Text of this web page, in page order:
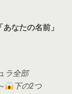
「あなたの名前」
ラ全部
下の2つ